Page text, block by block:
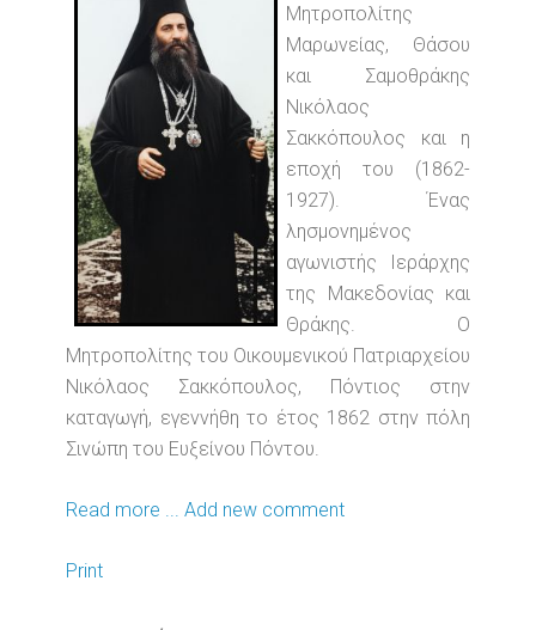
Μητροπολίτης
Μαρωνείας, Θάσου
και Σαμοθράκης
Νικόλαος
Σακκόπουλος και η
εποχή του (1862-
1927). Ένας
λησμονημένος
αγωνιστής Ιεράρχης
της Μακεδονίας και
Θράκης. Ο
Μητροπολίτης του Οικουμενικού Πατριαρχείου
Νικόλαος Σακκόπουλος, Πόντιος στην
καταγωγή, εγεννήθη το έτος 1862 στην πόλη
Σινώπη του Ευξείνου Πόντου.
Read more ... Add new comment
Print